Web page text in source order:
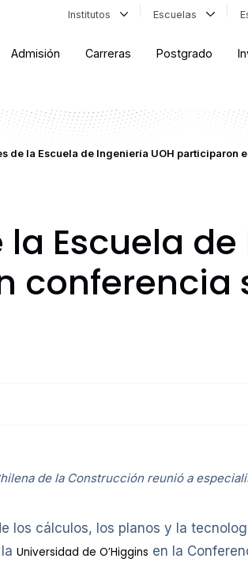
Institutos Escuelas
Admisión Carreras Postgrado
de la Escuela de Ingeniería UOH participaron
Escuela de
conferencia
de la Construcción reunió a
los cálculos, los planos y la
Universidad de O’Higgins en la